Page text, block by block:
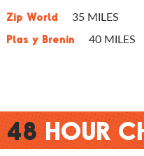
Zip World 35 MILES
Plas y Brenin 40 MILES
48HOUR